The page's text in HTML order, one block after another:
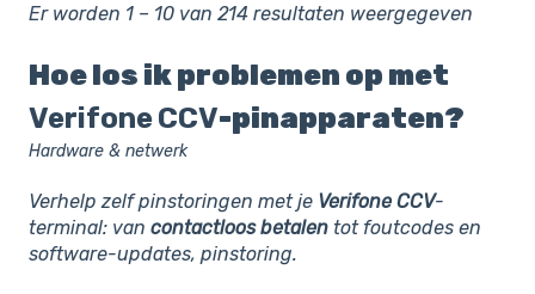
Er worden 1 – 10 van 214 resultaten weergegeven
Hoe los ik problemen op met
VerifoneCCV-pinapparaten?
Hardware & netwerk
Verhelp zelf pinstoringen met je Verifone CCV-
terminal: van contactloos betalen tot foutcodes en
software-updates, pinstoring.